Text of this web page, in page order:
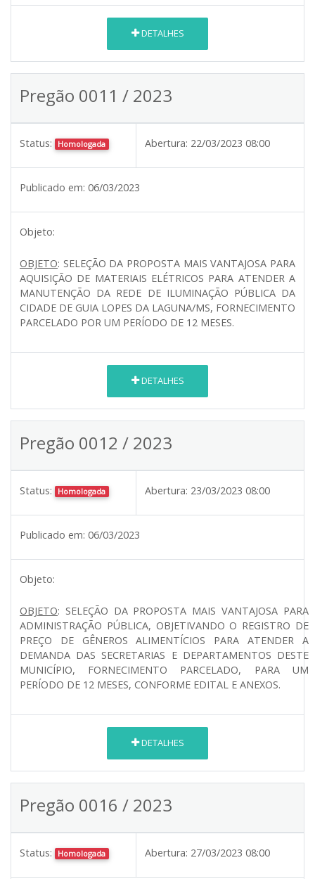
DETALHES
Pregão 0011 / 2023
Status: Homologada Abertura: 22/03/2023 08:00
Publicado em: 06/03/2023
Objeto:
OBJETO: SELEÇÃO DA PROPOSTA MAIS VANTAJOSA PARA
AQUISIÇÃO DE MATERIAIS ELÉTRICOS PARA ATENDER A
MANUTENÇÃO DA REDE DE ILUMINAÇÃO PÚBLICA DA
CIDADE DE GUIA LOPES DA LAGUNA/MS, FORNECIMENTO
PARCELADO POR UM PERÍODO DE 12 MESES.
DETALHES
Pregão 0012 / 2023
Status: Homologada Abertura: 23/03/2023 08:00
Publicado em: 06/03/2023
Objeto:
OBJETO: SELEÇÃO DA PROPOSTA MAIS VANTAJOSA PARA
ADMINISTRAÇÃO PÚBLICA, OBJETIVANDO O REGISTRO DE
PREÇO DE GÊNEROS ALIMENTÍCIOS PARA ATENDER A
DEMANDA DAS SECRETARIAS E DEPARTAMENTOS DESTE
MUNICÍPIO, FORNECIMENTO PARCELADO, PARA UM
PERÍODO DE 12 MESES, CONFORME EDITAL E ANEXOS.
DETALHES
Pregão 0016 / 2023
Status: Homologada Abertura: 27/03/2023 08:00